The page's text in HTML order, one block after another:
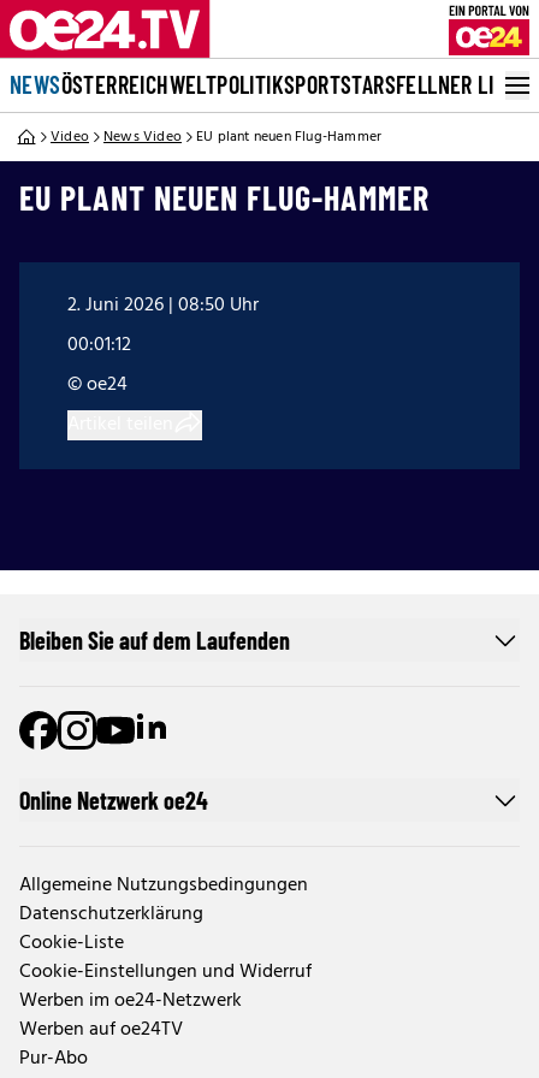
NEWSÖSTERREICHWELTPOLITIKSPORTSTARSFELLNER LIVE
Video News Video EU plant neuen Flug-Hammer
EU PLANT NEUEN FLUG-HAMMER
2. Juni 2026 | 08:50 Uhr
00:01:12
© oe24
Online Netzwerk oe24
Allgemeine Nutzungsbedingungen
Datenschutzerklärung
Cookie-Liste
Cookie-Einstellungen und Widerruf
Werben im oe24-Netzwerk
Werben auf oe24TV
Pur-Abo
Bleiben Sie auf dem Laufenden